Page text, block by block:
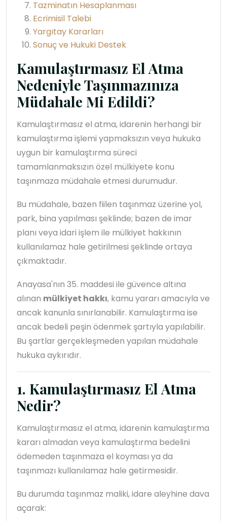
Tazminatın Hesaplanması
Ecrimisil Talebi
Yargıtay Kararları
Sonuç ve Hukuki Destek
Kamulaştırmasız El Atma
Nedeniyle Taşınmazınıza
Müdahale Mi Edildi?
Kamulaştırmasız el atma, idarenin herhangi bir
kamulaştırma işlemi yapmaksızın veya hukuka
uygun bir kamulaştırma süreci
tamamlanmaksızın özel mülkiyete konu
taşınmaza müdahale etmesi durumudur.
Bu müdahale, bazen fiilen taşınmaz üzerine yol,
park, bina yapılması şeklinde; bazen de imar
planı veya idari işlem ile mülkiyet hakkının
kullanılamaz hale getirilmesi şeklinde ortaya
çıkmaktadır.
Anayasa'nın 35. maddesi ile güvence altına
alınan mülkiyet hakkı, kamu yararı amacıyla ve
ancak kanunla sınırlanabilir. Kamulaştırma ise
ancak bedeli peşin ödenmek şartıyla yapılabilir.
Bu şartlar gerçekleşmeden yapılan müdahale
hukuka aykırıdır.
1. Kamulaştırmasız El Atma
Nedir?
Kamulaştırmasız el atma, idarenin kamulaştırma
kararı almadan veya kamulaştırma bedelini
ödemeden taşınmaza el koyması ya da
taşınmazı kullanılamaz hale getirmesidir.
Bu durumda taşınmaz maliki, idare aleyhine dava
açarak: